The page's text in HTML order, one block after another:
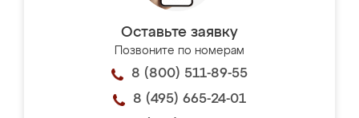
Оставьте заявку
Позвоните по номерам
8 (800) 511-89-55
8 (495) 665-24-01